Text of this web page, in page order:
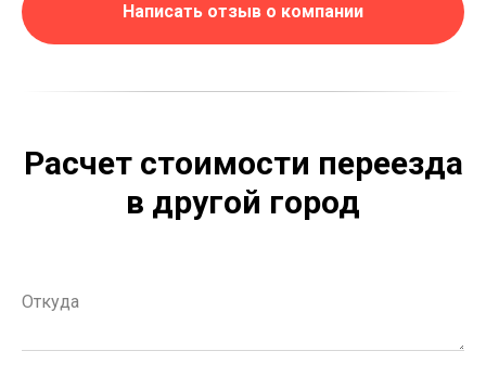
Написать отзыв о компании
Расчет стоимости переезда
в другой город